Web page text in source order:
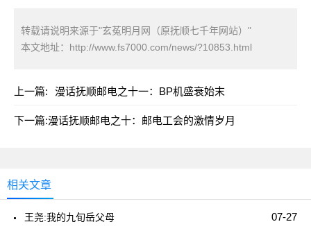
转载请说明来源于"玄菟明月网（原抚顺七千年网站）"
本文地址： http://www.fs7000.com/news/?10853.html
上一篇: 漫话抚顺邮电之十一：BP机盛衰始末
下一篇:漫话抚顺邮电之十：邮电工会的激情岁月
相关文章
07-27
王尧:我的九旬岳父母